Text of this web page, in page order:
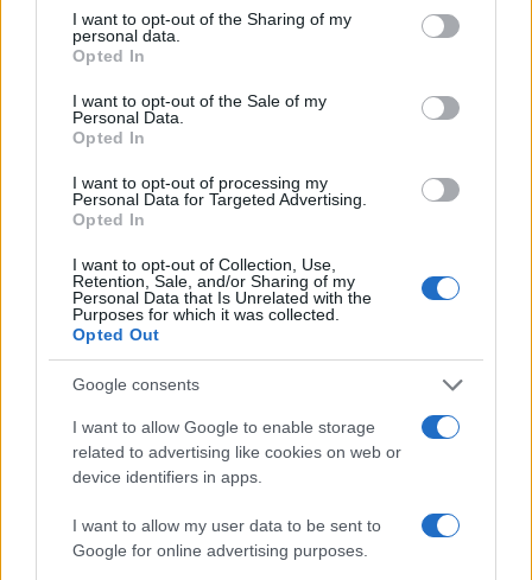
not limited to your visit or usage behaviour. You may click to
grant or deny consent to Google and its third-party tags to
use your data for below specified purposes in below Google
consent section.
I want to opt-out of the Sharing of my
personal data.
Opted In
I want to opt-out of the Sale of my
Personal Data.
Opted In
I want to opt-out of processing my
Personal Data for Targeted Advertising.
Opted In
I want to opt-out of Collection, Use,
Retention, Sale, and/or Sharing of my
Personal Data that Is Unrelated with the
Purposes for which it was collected.
Opted Out
Google consents
I want to allow Google to enable storage
related to advertising like cookies on web or
device identifiers in apps.
I want to allow my user data to be sent to
Google for online advertising purposes.
rasističnimi, diskriminatornimi ali nezakonitimi vsebinami bodo
odstranjeni. Pravila komentiranja →
Failed to fetch
Mežica
Kategorije: Politika
Ključne besede: Slovenija
politika
veleposlanik
Več iz kraja Mežica